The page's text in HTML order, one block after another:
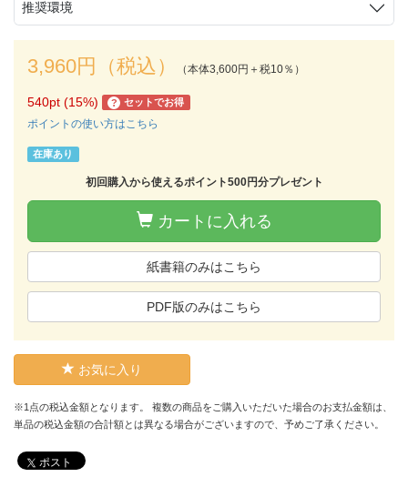
推奨環境
3,960円（税込） （本体3,600円＋税10％）
540pt (15%) ? セットでお得
ポイントの使い方はこちら
在庫あり
初回購入から使えるポイント500円分プレゼント
カートに入れる
紙書籍のみはこちら
PDF版のみはこちら
お気に入り
※1点の税込金額となります。 複数の商品をご購入いただいた場合のお支払金額は、
単品の税込金額の合計額とは異なる場合がございますので、予めご了承ください。
ポスト